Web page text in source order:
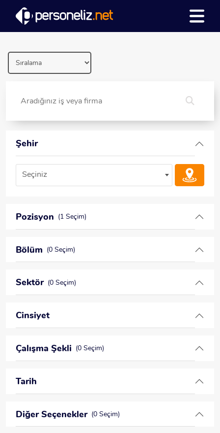
Şehir
Seçiniz
Pozisyon (1 Seçim)
Bölüm (0 Seçim)
Sektör (0 Seçim)
Cinsiyet
Çalışma Şekli (0 Seçim)
Tarih
Diğer Seçenekler (0 Seçim)